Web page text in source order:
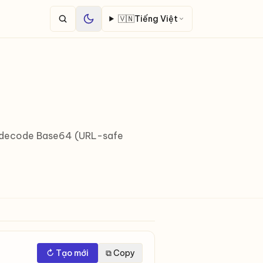
🇻🇳Tiếng Việt
Base64 (URL-safe
↻ Tạo mới ⧉ Copy